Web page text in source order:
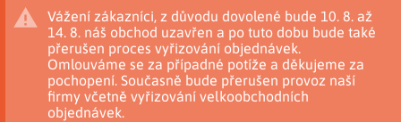
Vážení zákazníci, z důvodu dovolené bude 10. 8. až
14. 8. náš obchod uzavřen a po tuto dobu bude také
přerušen proces vyřizování objednávek.
Omlouváme se za případné potíže a děkujeme za
pochopení. Současně bude přerušen provoz naší
firmy včetně vyřizování velkoobchodních
objednávek.